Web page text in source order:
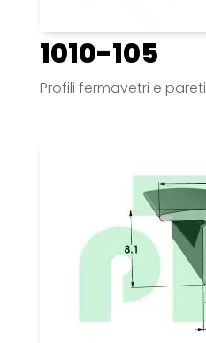
1010-105
Profili fermavetri e